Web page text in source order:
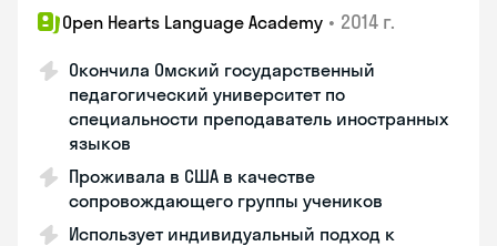
Open Hearts Language Academy • 2014 г.
Окончила Омский государственный
педагогический университет по
специальности преподаватель иностранных
языков
Проживала в США в качестве
сопровождающего группы учеников
Использует индивидуальный подход к